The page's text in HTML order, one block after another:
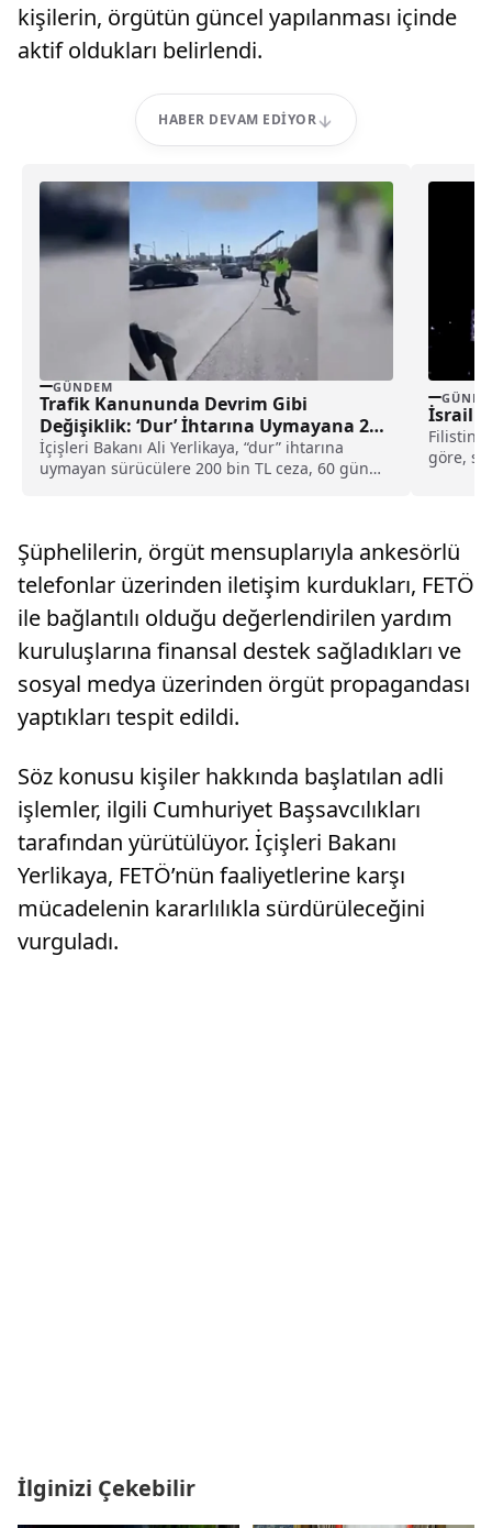
kişilerin, örgütün güncel yapılanması içinde
aktif oldukları belirlendi.
HABER DEVAM EDIYOR
GÜNDEM
Trafik Kanununda Devrim Gibi
Değişiklik: ‘Dur’ İhtarına Uymayana 200
Bin TL Ceza!
İçişleri Bakanı Ali Yerlikaya, “dur” ihtarına
uymayan sürücülere 200 bin TL ceza, 60 gün
İsrail
Filistin
göre,
Şüphelilerin, örgüt mensuplarıyla ankesörlü
telefonlar üzerinden iletişim kurdukları, FETÖ
ile bağlantılı olduğu değerlendirilen yardım
kuruluşlarına finansal destek sağladıkları ve
sosyal medya üzerinden örgüt propagandası
yaptıkları tespit edildi.
Söz konusu kişiler hakkında başlatılan adli
işlemler, ilgili Cumhuriyet Başsavcılıkları
tarafından yürütülüyor. İçişleri Bakanı
Yerlikaya, FETÖ’nün faaliyetlerine karşı
mücadelenin kararlılıkla sürdürüleceğini
vurguladı.
İlginizi Çekebilir